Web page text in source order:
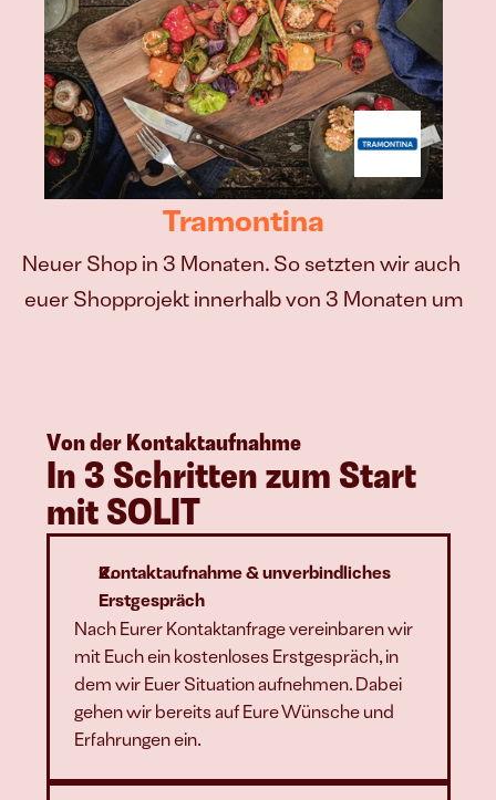
Tramontina
Neuer Shop in 3 Monaten. So setzten wir auch
euer Shopprojekt innerhalb von 3 Monaten um
Von der Kontaktaufnahme
In 3 Schritten zum Start
mit SOLIT
Kontaktaufnahme & unverbindliches
Erstgespräch
Nach Eurer Kontaktanfrage vereinbaren wir
mit Euch ein kostenloses Erstgespräch, in
dem wir Euer Situation aufnehmen. Dabei
gehen wir bereits auf Eure Wünsche und
Erfahrungen ein.